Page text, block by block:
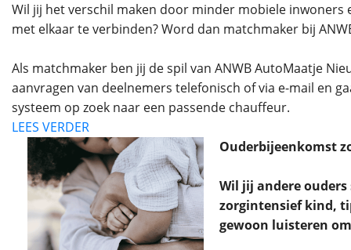
Wil jij het verschil maken door minder mobiele inwoners
met elkaar te verbinden? Word dan matchmaker bij
Als matchmaker ben jij de spil van ANWB AutoMaatje
aanvragen van deelnemers telefonisch of via e-mail en
systeem op zoek naar een passende chauffeur.
LEES VERDER
Ouderbijeenkomst
Wil jij andere
zorgintensief kind,
gewoon luisteren